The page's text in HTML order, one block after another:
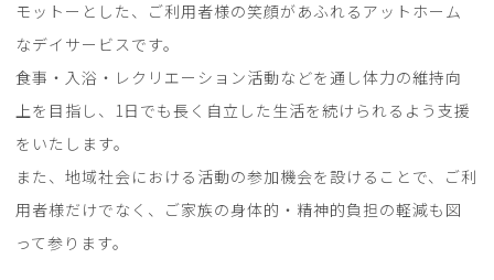
モットーとした、 ご利用者様の笑顔があふれるアットホーム
なデイサービスです。
食事・入浴・レクリエーション活動などを通し体力の維持向
上を目指し、 1日でも長く自立した生活を続けられるよう支援
をいたします。
また、地域社会における活動の参加機会を設けることで、 ご利
用者様だけでなく、ご家族の身体的・精神的負担の軽減も図
って参ります。